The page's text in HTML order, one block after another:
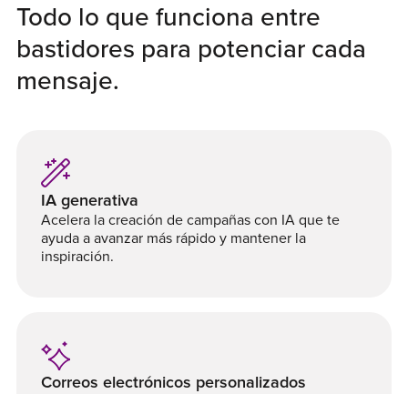
Todo lo que funciona entre
bastidores para potenciar cada
mensaje.
IA generativa
Acelera la creación de campañas con IA que te
ayuda a avanzar más rápido y mantener la
inspiración.
Correos electrónicos personalizados